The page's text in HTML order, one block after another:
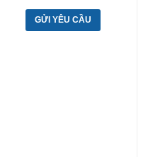
long kết hợp với làng Đình
Bảng quê hương của triều đại
GỬI YÊU CẦU